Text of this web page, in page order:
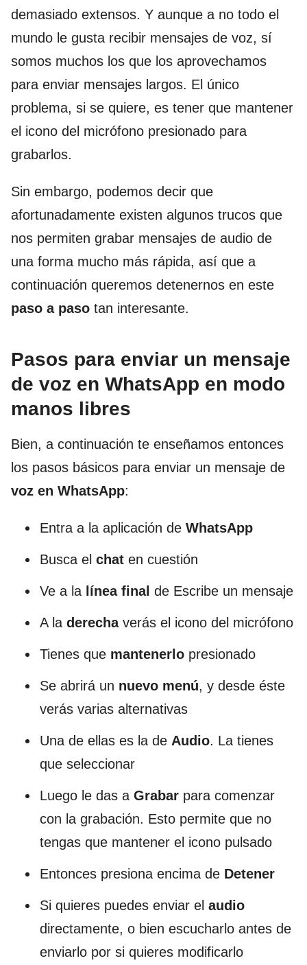
demasiado extensos. Y aunque a no todo el
mundo le gusta recibir mensajes de voz, sí
somos muchos los que los aprovechamos
para enviar mensajes largos. El único
problema, si se quiere, es tener que mantener
el icono del micrófono presionado para
grabarlos.
Sin embargo, podemos decir que
afortunadamente existen algunos trucos que
nos permiten grabar mensajes de audio de
una forma mucho más rápida, así que a
continuación queremos detenernos en este
paso a paso tan interesante.
Pasos para enviar un mensaje
de voz en WhatsApp en modo
manos libres
Bien, a continuación te enseñamos entonces
los pasos básicos para enviar un mensaje de
voz en WhatsApp:
Entra a la aplicación de WhatsApp
Busca el chat en cuestión
Ve a la línea final de Escribe un mensaje
A la derechaverás el icono del micrófono
Tienes que mantenerlo presionado
Se abrirá un nuevo menú, y desde éste
verás varias alternativas
Una de ellas es la de Audio. La tienes
que seleccionar
Luego le das a Grabar para comenzar
con la grabación. Esto permite que no
tengas que mantener el icono pulsado
Entonces presiona encima de Detener
Si quieres puedes enviar el audio
directamente, o bien escucharlo antes de
enviarlo por si quieres modificarlo